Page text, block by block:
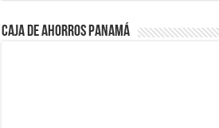
Caja de Ahorros Panamá